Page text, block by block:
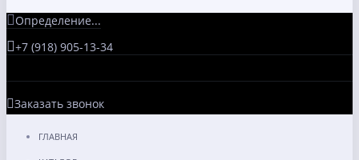
Определение...
+7 (918) 905-13-34
Заказать звонок
ГЛАВНАЯ